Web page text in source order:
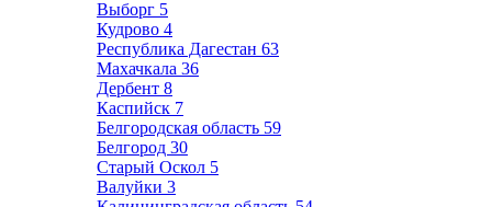
Выборг 5
Кудрово 4
Республика Дагестан 63
Махачкала 36
Дербент 8
Каспийск 7
Белгородская область 59
Белгород 30
Старый Оскол 5
Валуйки 3